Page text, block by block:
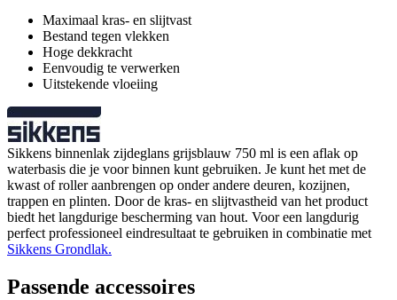
Maximaal kras- en slijtvast
Bestand tegen vlekken
Hoge dekkracht
Eenvoudig te verwerken
Uitstekende vloeiing
Sikkens binnenlak zijdeglans grijsblauw 750 ml is een aflak op
waterbasis die je voor binnen kunt gebruiken. Je kunt het met de
kwast of roller aanbrengen op onder andere deuren, kozijnen,
trappen en plinten. Door de kras- en slijtvastheid van het product
biedt het langdurige bescherming van hout. Voor een langdurig
perfect professioneel eindresultaat te gebruiken in combinatie met
Sikkens Grondlak.
Passende accessoires